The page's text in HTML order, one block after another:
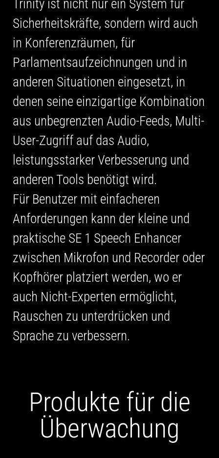
Trinity ist nicht nur ein System für
Sicherheitskräfte, sondern wird auch
in Konferenzräumen, für
Parlamentsaufzeichnungen und in
anderen Situationen eingesetzt, in
denen seine einzigartige Kombination
aus unbegrenzten Audio-Feeds, Multi-
User-Zugriff auf das Audio,
leistungsstarker Verbesserung und
anderen Tools benötigt wird.
Für Benutzer mit einfacheren
Anforderungen kann der kleine und
praktische SE 1 Speech Enhancer
zwischen Mikrofon und Recorder oder
Kopfhörer platziert werden, wo er
auch Nicht-Experten ermöglicht,
Rauschen zu unterdrücken und
Sprache zu verbessern.
Produkte für die
Überwachung